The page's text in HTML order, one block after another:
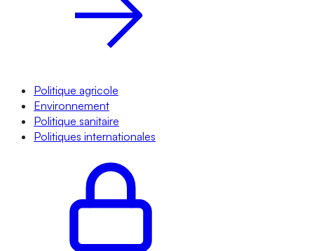
Politique agricole
Environnement
Politique sanitaire
Politiques internationales